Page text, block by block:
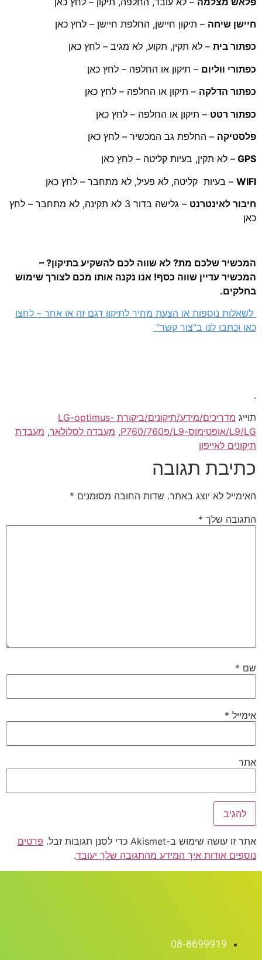
חיישן שיחה – תיקון חיישן, החלפת חיישן – לחץ כאן
כפתור בית – לא תקין, תקוע, לא מגיב – לחץ כאן
כפתורי ווליום – תיקון או החלפה – לחץ כאן
כפתור הדלקה – תיקון או החלפה – לחץ כאן
כפתור רטט – תיקון או החלפה – לחץ כאן
פלסטיקה – החלפת גב המכשיר – לחץ כאן
GPS – לא תקין, בעיות קליטה – לחץ כאן
WIFI – בעיות קליטה, לא פעיל, לא מתחבר – לחץ כאן
חיבור לאינטרנט
– גלישה בדור 3 לא תקינה, לא מתחבר – לחץ
כאן
המכשיר שלכם מת? לא שווה לכם להשקיע בתיקון? –
המכשיר עדיין שווה כסף! אנו נקנה אותו מכם לצורך שימוש
בחלקים.
לשאלות נוספות או הצעת מחיר לתיקון דגם זה או אחר – לחצו
כאן וכתבו לנו ב"צור קשר"
.
תוייג
מדריכים/מידע/תיקונים/ביקורת LG-optimus-
L9/LG/אופטימוס-L9/פ760/P760
, מעבדה לסלולאר, מעבדת
תיקונים לאייפון
כתיבת תגובה
האימייל לא יוצג באתר. שדות החובה מסומנים *
התגובה שלך *
שם *
אימייל *
אתר
אתר זו עושה שימוש ב-Akismet כדי לסנן תגובות זבל.
פרטים
נוספים אודות איך המידע מהתגובה שלך יעובד.
08-8699919